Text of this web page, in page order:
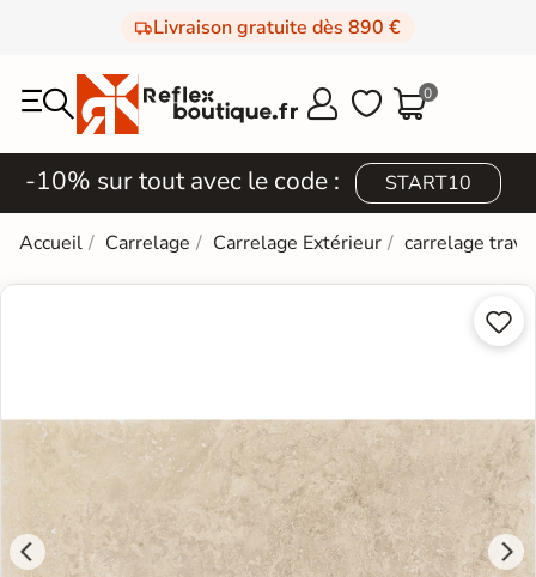
Livraison gratuite dès 890 €
  0
-10% sur tout avec le code : START10
Accueil Carrelage Carrelage Extérieur carrelage

